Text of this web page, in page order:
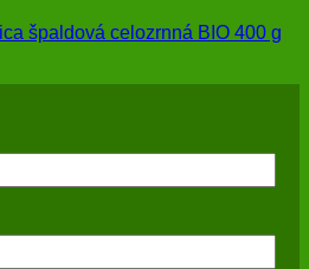
špaldová celozrnná BIO 400 g